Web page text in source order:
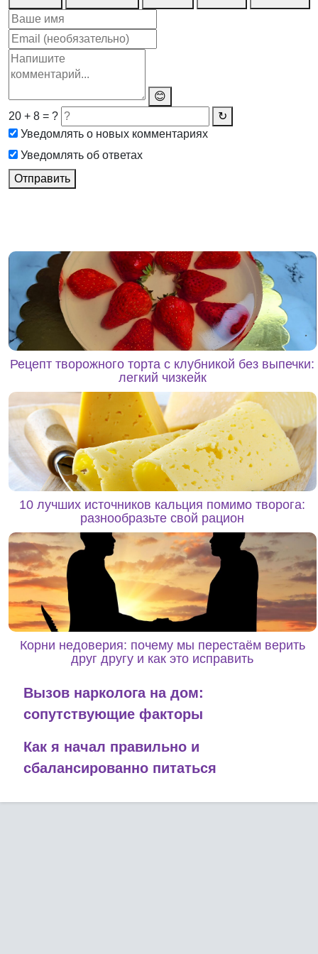
😊
20 + 8 = ?
↻
Уведомлять о новых комментариях
Уведомлять об ответах
Отправить
Рецепт творожного торта с клубникой без выпечки:
легкий чизкейк
10 лучших источников кальция помимо творога:
разнообразьте свой рацион
Корни недоверия: почему мы перестаём верить
друг другу и как это исправить
Вызов нарколога на дом:
сопутствующие факторы
Как я начал правильно и
сбалансированно питаться